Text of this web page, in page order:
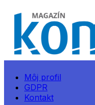
Môj profil
GDPR
Kontakt